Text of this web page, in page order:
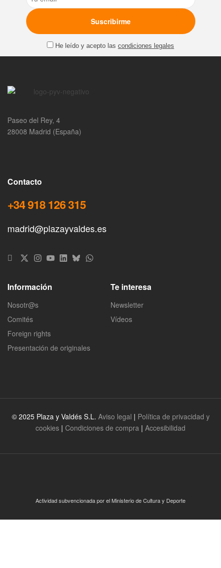
He leído y acepto las condiciones legales
Paseo del Rey, 4
28008 Madrid (España)
Contacto
+34 918 126 315
madrid@plazayvaldes.es
Información
Nosotr@s
Comités
Foreign rights
Presentación de originales
Te interesa
Newsletter
Vídeos
© 2025 Plaza y Valdés S.L. Aviso legal | Política de privacidad y
cookies | Condiciones de compra | Accesibilidad
Actividad subvencionada por el Ministerio de Cultura y Deporte